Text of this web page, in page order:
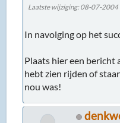
Laatste wijziging: 08-07-2004
In navolging op het
Plaats hier een bericht
hebt zien rijden of
nou was!